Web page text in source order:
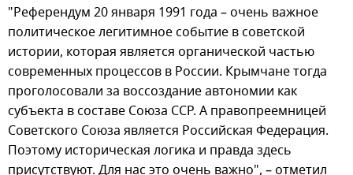
"Референдум 20 января 1991 года – очень важное
политическое легитимное событие в советской
истории, которая является органической частью
современных процессов в России. Крымчане тогда
проголосовали за воссоздание автономии как
субъекта в составе Союза ССР. А правопреемницей
Советского Союза является Российская Федерация.
Поэтому историческая логика и правда здесь
присутствуют. Для нас это очень важно", – отметил